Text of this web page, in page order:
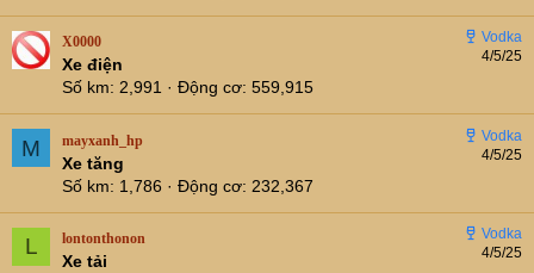
4/5/25
X0000
Xe điện
Số km 2,991 Động cơ 559,915
M 4/5/25
mayxanh_hp
Xe tăng
Số km
1,786 Động cơ 232,367
L 4/5/25
lontonthonon
Xe tải